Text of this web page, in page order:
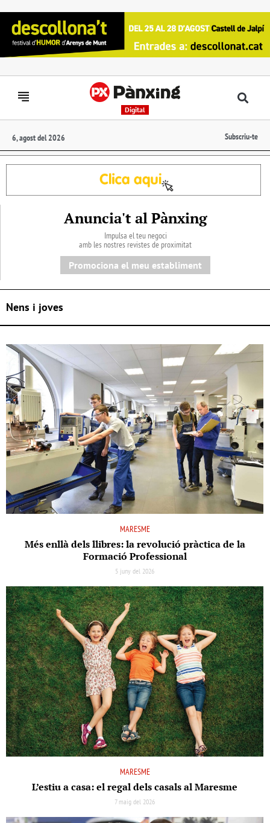
Digital
6, agost del 2026 Subscriu-te
Anuncia't al Pànxing
Impulsa el teu negoci
amb les nostres revistes de proximitat
Promociona el meu establiment
Nens i joves
MARESME
Més enllà dels llibres: la revolució pràctica de la
Formació Professional
5 juny del 2026
MARESME
L’estiu a casa: el regal dels casals al Maresme
7 maig del 2026